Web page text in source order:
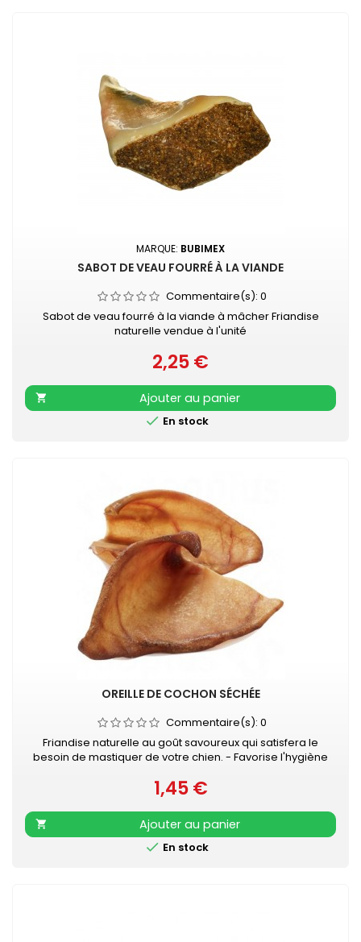
MARQUE: BUBIMEX
SABOT DE VEAU FOURRÉ À LA VIANDE
Commentaire(s): 0
Sabot de veau fourré à la viande à mâcher Friandise
naturelle vendue à l'unité
Prix
2,25 €

Ajouter au panier
 En stock
OREILLE DE COCHON SÉCHÉE
Commentaire(s): 0
Friandise naturelle au goût savoureux qui satisfera le
besoin de mastiquer de votre chien. - Favorise l'hygiène
En complément d'une alimentation équilibrée et complète
- Veiller à laisser de l'eau propre et fraîche à disposition
de votre chien
Prix
1,45 €

Ajouter au panier
 En stock